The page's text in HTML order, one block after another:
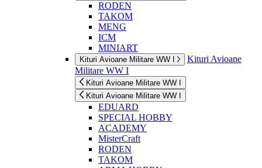
RODEN
TAKOM
MENG
ICM
MINIART
Kituri Avioane Militare WW I
Kituri Avioane
Militare WW I
Kituri Avioane Militare WW I
Kituri Avioane Militare WW I
EDUARD
SPECIAL HOBBY
ACADEMY
MisterCraft
RODEN
TAKOM